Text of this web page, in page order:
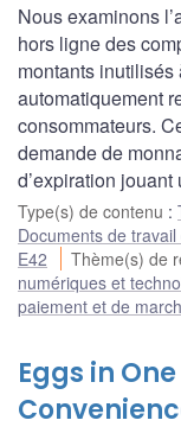
Nous examinons
hors ligne des
montants inutilisés
automatiquement
consommateurs.
demande de
d’expiration
Type(s) de contenu :
Documents de
E42
Thème(s) de
numériques et
paiement et de
Eggs in